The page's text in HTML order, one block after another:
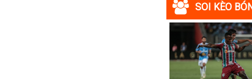
SOI KÈO